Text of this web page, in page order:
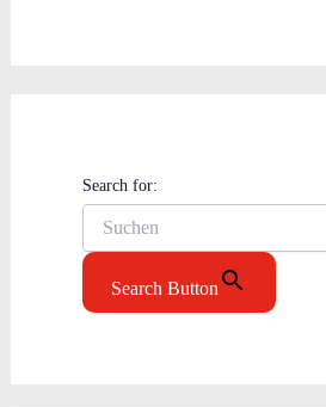
Search for:
Search Button